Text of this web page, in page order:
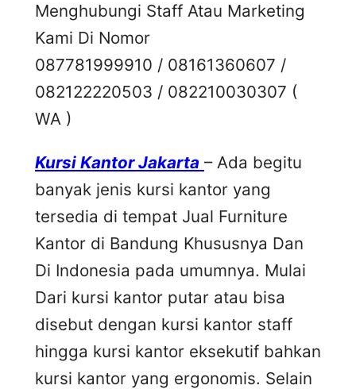
Menghubungi Staff Atau Marketing
Kami Di Nomor
087781999910 / 08161360607 /
082122220503 / 082210030307 (
WA )
Kursi Kantor Jakarta – Ada begitu
banyak jenis kursi kantor yang
tersedia di tempat Jual Furniture
Kantor di Bandung Khususnya Dan
Di Indonesia pada umumnya. Mulai
Dari kursi kantor putar atau bisa
disebut dengan kursi kantor staff
hingga kursi kantor eksekutif bahkan
kursi kantor yang ergonomis. Selain